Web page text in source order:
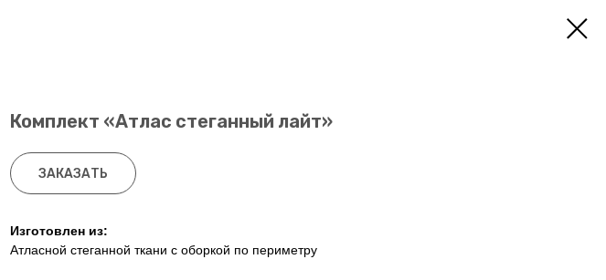
Комплект «Атлас стеганный лайт»
ЗАКАЗАТЬ
Изготовлен из:
Атласной стеганной ткани с оборкой по периметру